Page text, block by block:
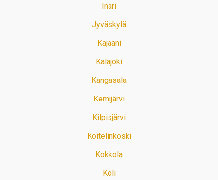
Inari
Jyväskylä
Kajaani
Kalajoki
Kangasala
Kemijärvi
Kilpisjärvi
Koitelinkoski
Kokkola
Koli